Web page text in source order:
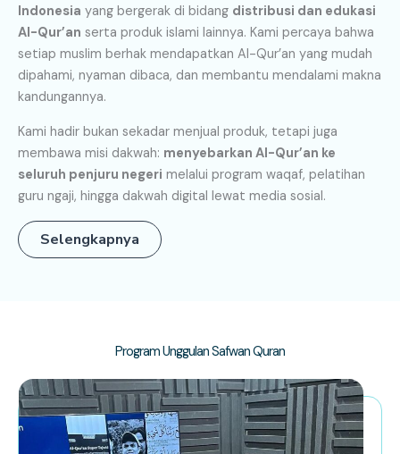
Indonesia yang bergerak di bidang distribusi dan edukasi
Al-Qur’an serta produk islami lainnya. Kami percaya bahwa
setiap muslim berhak mendapatkan Al-Qur’an yang mudah
dipahami, nyaman dibaca, dan membantu mendalami makna
kandungannya.
Kami hadir bukan sekadar menjual produk, tetapi juga
membawa misi dakwah: menyebarkan Al-Qur’an ke
seluruh penjuru negeri melalui program waqaf, pelatihan
guru ngaji, hingga dakwah digital lewat media sosial.
Selengkapnya
Program Unggulan Safwan Quran